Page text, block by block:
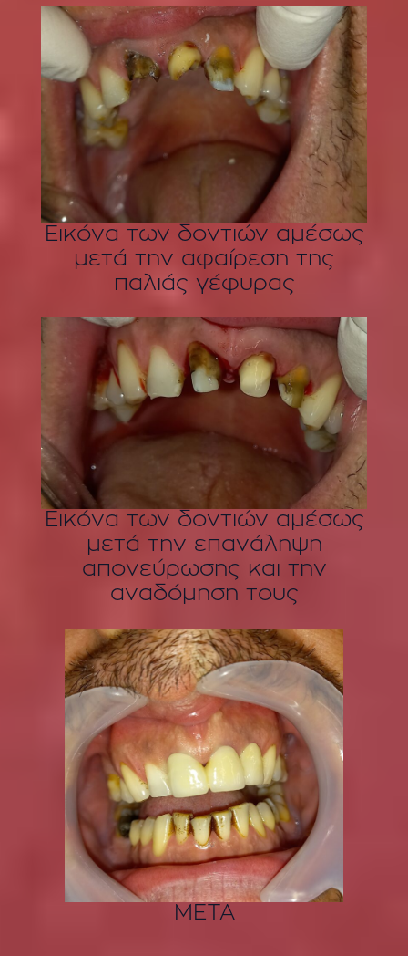
Εικόνα των δοντιών αμέσως
μετά την αφαίρεση της
παλιάς γέφυρας
Εικόνα των δοντιών αμέσως
μετά την επανάληψη
απονεύρωσης και την
αναδόμηση τους
ΜΕΤΑ